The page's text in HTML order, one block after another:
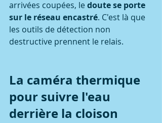
arrivées coupées, le doute se porte
sur le réseau encastré. C'est là que
les outils de détection non
destructive prennent le relais.
La caméra thermique
pour suivre l'eau
derrière la cloison